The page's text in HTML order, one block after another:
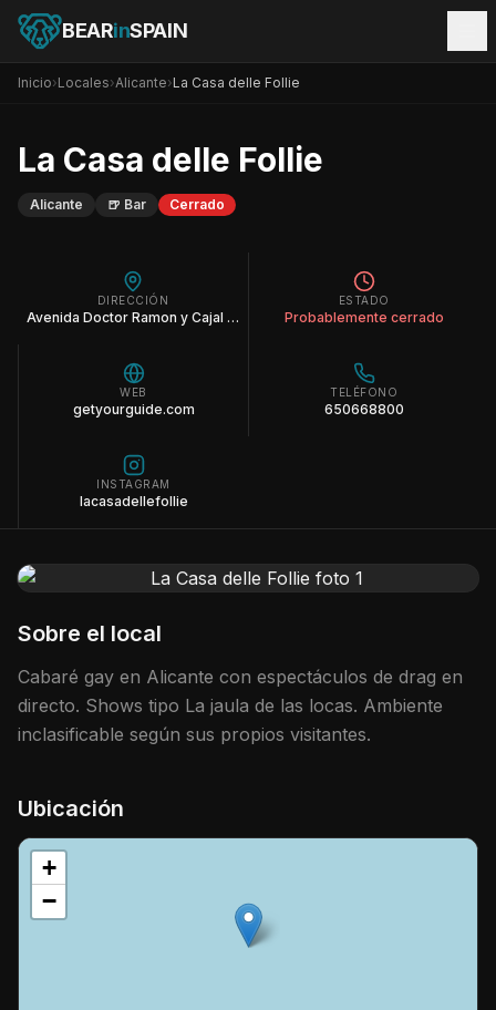
BEARinSPAIN
Inicio›Locales›Alicante›La Casa delle Follie
La Casa delle Follie
Alicante 🍺 Bar Cerrado
DIRECCIÓN
Avenida Doctor Ramon y Cajal 9, Alicante, Spain 03003
ESTADO
Probablemente cerrado
WEB
getyourguide.com
TELÉFONO
650668800
INSTAGRAM
lacasadellefollie
Sobre el local
Cabaré gay en Alicante con espectáculos de drag en
directo. Shows tipo La jaula de las locas. Ambiente
inclasificable según sus propios visitantes.
Ubicación
+
−